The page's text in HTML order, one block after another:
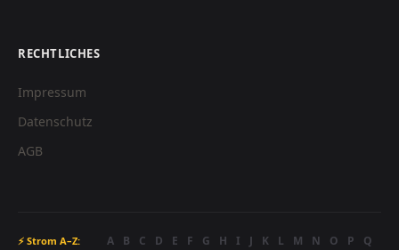
RECHTLICHES
Impressum
Datenschutz
AGB
⚡ Strom A–Z: A B C D E F G H I J K L M N O P Q